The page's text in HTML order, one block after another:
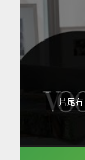
片尾有